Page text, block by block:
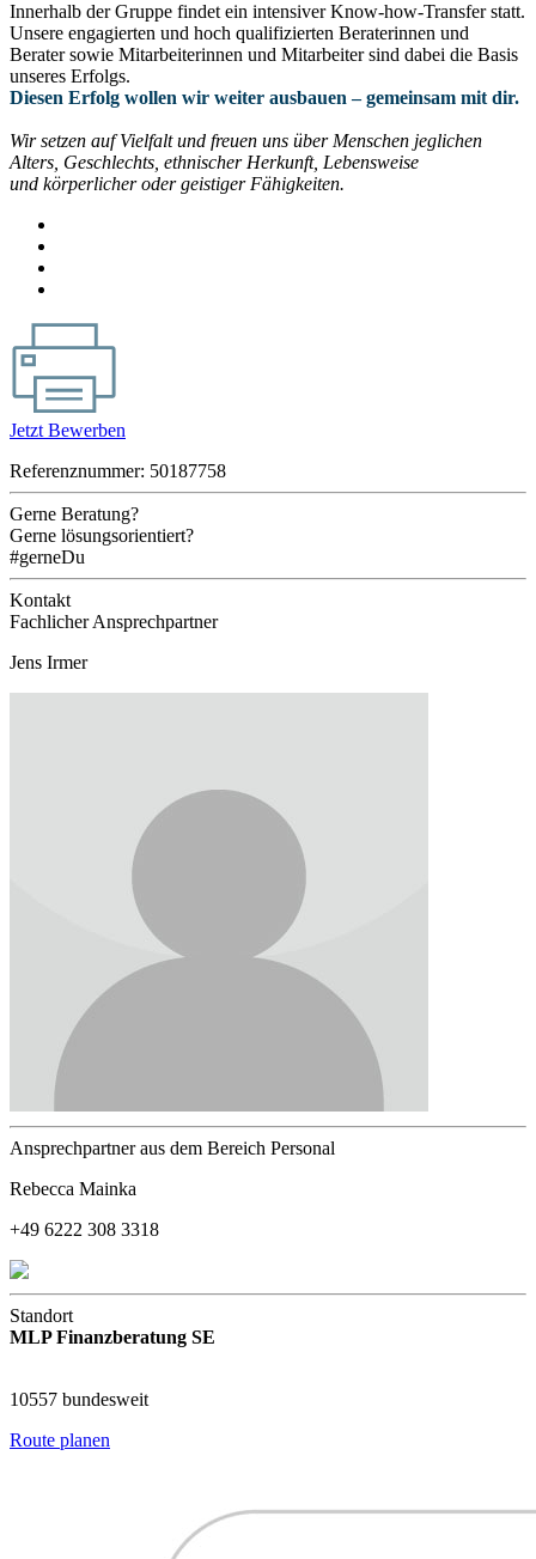
Innerhalb der Gruppe findet ein intensiver Know-how-Transfer statt.
Unsere engagierten und hoch qualifizierten Beraterinnen und
Berater sowie Mitarbeiterinnen und Mitarbeiter sind dabei die Basis
unseres Erfolgs.
Diesen Erfolg wollen wir weiter ausbauen – gemeinsam mit dir.
Wir setzen auf Vielfalt und freuen uns über Menschen jeglichen
Alters, Geschlechts, ethnischer Herkunft, Lebensweise
und körperlicher oder geistiger Fähigkeiten.
Jetzt Bewerben
Referenznummer: 50187758
Gerne Beratung?
Gerne lösungsorientiert?
#gerneDu
Kontakt
Fachlicher Ansprechpartner
Jens Irmer
Ansprechpartner aus dem Bereich Personal
Rebecca Mainka
+49 6222 308 3318
Standort
MLP Finanzberatung SE
10557 bundesweit
Route planen